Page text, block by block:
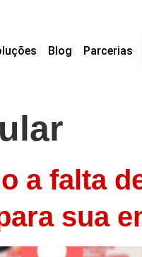
Blog Parcerias
a falta
sua